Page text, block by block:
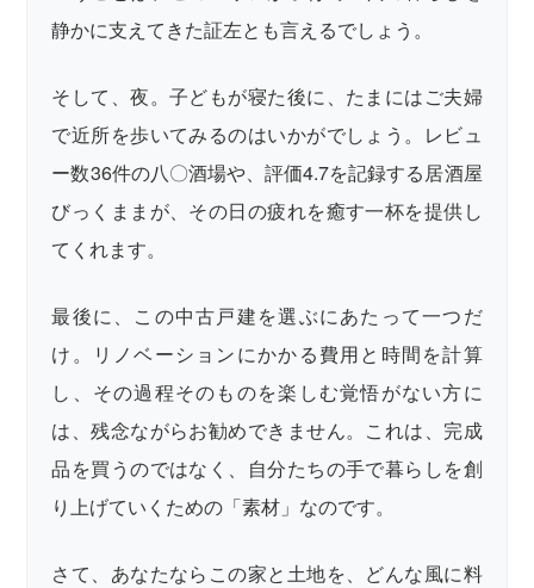
静かに支えてきた証左とも言えるでしょう。
そして、夜。子どもが寝た後に、たまにはご夫婦
で近所を歩いてみるのはいかがでしょう。レビュ
ー数36件の八〇酒場や、評価4.7を記録する居酒屋
びっくままが、その日の疲れを癒す一杯を提供し
てくれます。
最後に、この中古戸建を選ぶにあたって一つだ
け。リノベーションにかかる費用と時間を計算
し、その過程そのものを楽しむ覚悟がない方に
は、残念ながらお勧めできません。これは、完成
品を買うのではなく、自分たちの手で暮らしを創
り上げていくための「素材」なのです。
さて、あなたならこの家と土地を、どんな風に料